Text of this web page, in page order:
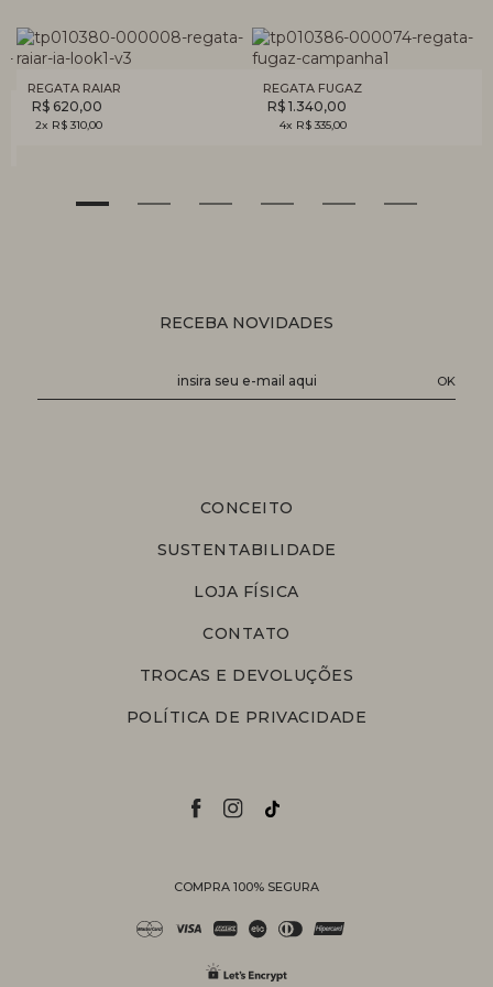
REGATA RAIAR
R$ 620,00
2x R$ 310,00
REGATA FUGAZ
R$ 1.340,00
4x R$ 335,00
RECEBA NOVIDADES
CONCEITO
SUSTENTABILIDADE
LOJA FÍSICA
CONTATO
TROCAS E DEVOLUÇÕES
POLÍTICA DE PRIVACIDADE
COMPRA 100% SEGURA